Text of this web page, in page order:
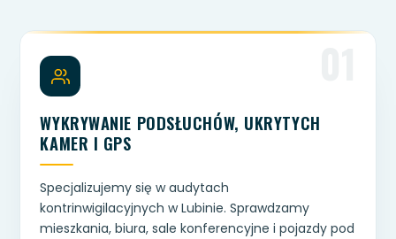
WYKRYWANIE PODSŁUCHÓW, UKRYTYCH
KAMER I GPS
Specjalizujemy się w audytach
kontrinwigilacyjnych w Lubinie. Sprawdzamy
mieszkania, biura, sale konferencyjne i pojazdy pod